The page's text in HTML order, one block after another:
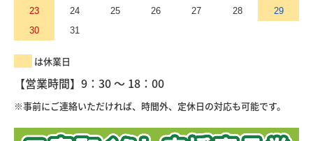
23
24 25 26 27 28
29
30
31
は休業日
【営業時間】9：30 ～ 18：00
※事前にご連絡いただければ、時間外、定休日の対応も可能です。